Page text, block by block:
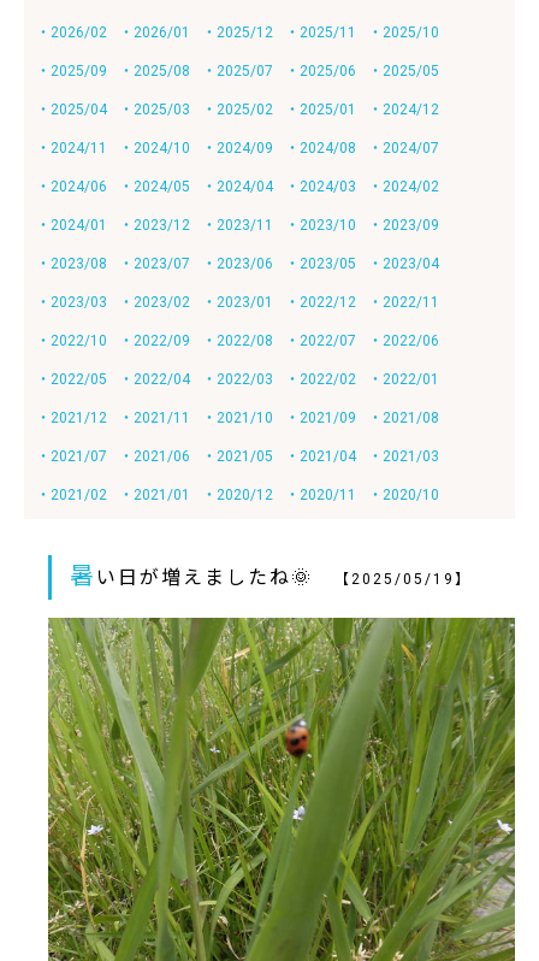
・2026/02 ・2026/01 ・2025/12 ・2025/11 ・2025/10
・2025/09 ・2025/08 ・2025/07 ・2025/06 ・2025/05
・2025/04 ・2025/03 ・2025/02 ・2025/01 ・2024/12
・2024/11 ・2024/10 ・2024/09 ・2024/08 ・2024/07
・2024/06 ・2024/05 ・2024/04 ・2024/03 ・2024/02
・2024/01 ・2023/12 ・2023/11 ・2023/10 ・2023/09
・2023/08 ・2023/07 ・2023/06 ・2023/05 ・2023/04
・2023/03 ・2023/02 ・2023/01 ・2022/12 ・2022/11
・2022/10 ・2022/09 ・2022/08 ・2022/07 ・2022/06
・2022/05 ・2022/04 ・2022/03 ・2022/02 ・2022/01
・2021/12 ・2021/11 ・2021/10 ・2021/09 ・2021/08
・2021/07 ・2021/06 ・2021/05 ・2021/04 ・2021/03
・2021/02 ・2021/01 ・2020/12 ・2020/11 ・2020/10
暑 い日が増えましたね🌞 【2025/05/19】